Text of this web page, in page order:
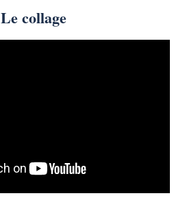
Le collage